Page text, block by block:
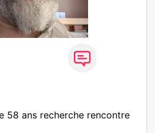
58 ans recherche rencontre